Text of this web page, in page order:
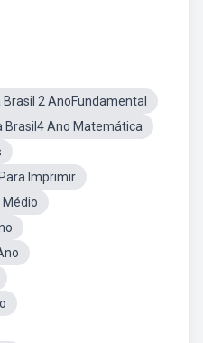
Brasil 2 AnoFundamental
Brasil4 Ano Matemática
Imprimir